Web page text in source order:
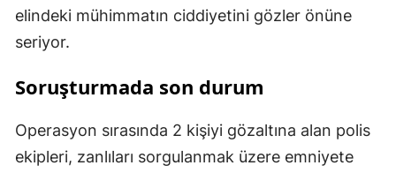
elindeki mühimmatın ciddiyetini gözler önüne
seriyor.
Soruşturmada son durum
Operasyon sırasında 2 kişiyi gözaltına alan polis
ekipleri, zanlıları sorgulanmak üzere emniyete